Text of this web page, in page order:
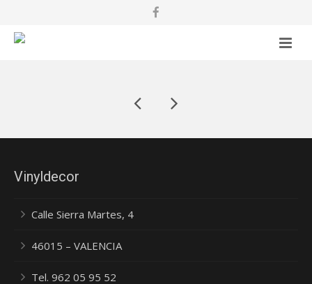
PROYECTOS
NOSOTROS
CONTACTO
BLOG
Vinyldecor
Calle Sierra Martes, 4
46015 – VALENCIA
Tel. 962 05 95 52